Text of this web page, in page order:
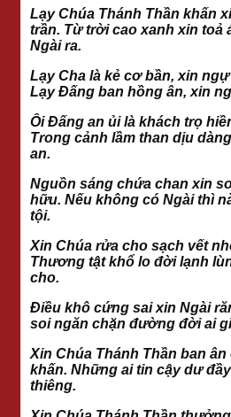
Lạy Chúa Thánh Thần khấn
trần. Từ trời cao xanh xin toả
Ngài ra.
Lạy Cha là kẻ cơ bần, xin
Lạy Đấng ban hồng ân, xin
Ôi Đấng an ủi là khách trọ
Trong cảnh lầm than dịu
an.
Nguồn sáng chứa chan xin
hữu. Nếu không có Ngài thì
tội.
Xin Chúa rửa cho sạch vết
Thương tật khổ lo đời lạnh
cho.
Điều khô cứng sai xin Ngài
soi ngăn chặn đường đời ai
Xin Chúa Thánh Thần ban
khấn. Những ai tin cậy dư
thiêng.